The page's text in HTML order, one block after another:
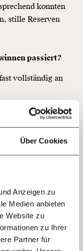
Über Cookies
Anzeigen zu
Medien anbieten
Website zu
zu Ihrer
Partner für
für alle
für alle frei im
das wird auch
und
0007 6017
für
konnten
stille Reserven
passiert?
vollständig an
notwendigen
auch Energie
sondern
Das ist
in Ihrer Studie
Betrieb von
in die